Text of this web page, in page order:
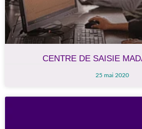
CENTRE DE SAISIE
25 mai 2020